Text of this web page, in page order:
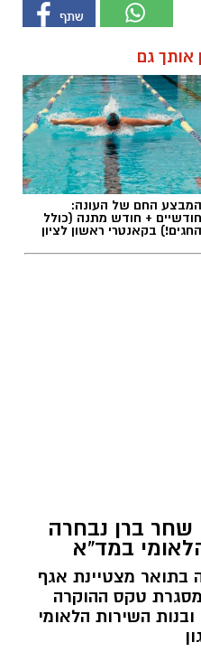
אותך גם
המבצע החם של העונה:
חודשיים + חודש מתנה (כולל
החגים!) בקאנטרי ראשון לציון
שחר ברן נבחרה
במד”א
בתואר מצטיינת אגף
טקס ההוקרה
השירות הלאומי